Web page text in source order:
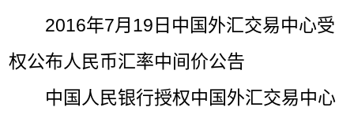
2016年7月19日中国外汇交易中心受
权公布人民币汇率中间价公告
中国人民银行授权中国外汇交易中心